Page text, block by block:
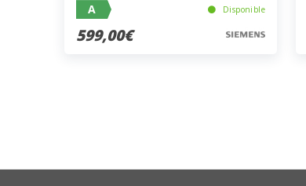
A
Disponible
599,00€